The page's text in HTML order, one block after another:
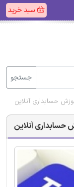
سبد خرید
جستجو
حسابداری آنلاین
حسابداری آنلاین